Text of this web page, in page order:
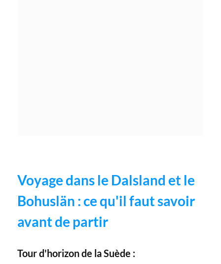
Voyage dans le Dalsland et le
Bohuslän : ce qu'il faut savoir
avant de partir
Tour d'horizon de la Suède :